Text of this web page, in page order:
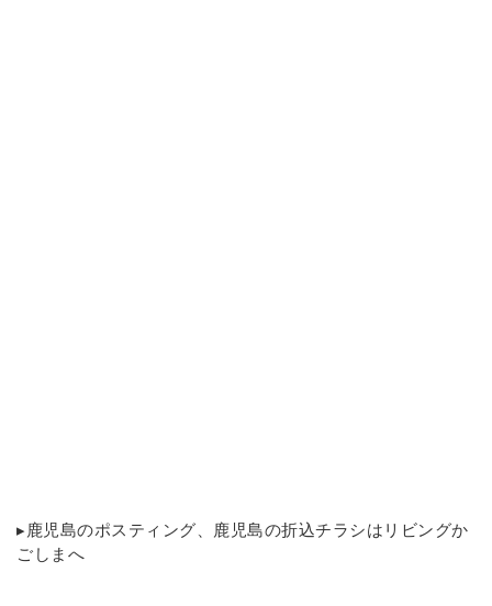
▸ 鹿児島のポスティング 、鹿児島の折込チラシはリビングか
ごしまへ